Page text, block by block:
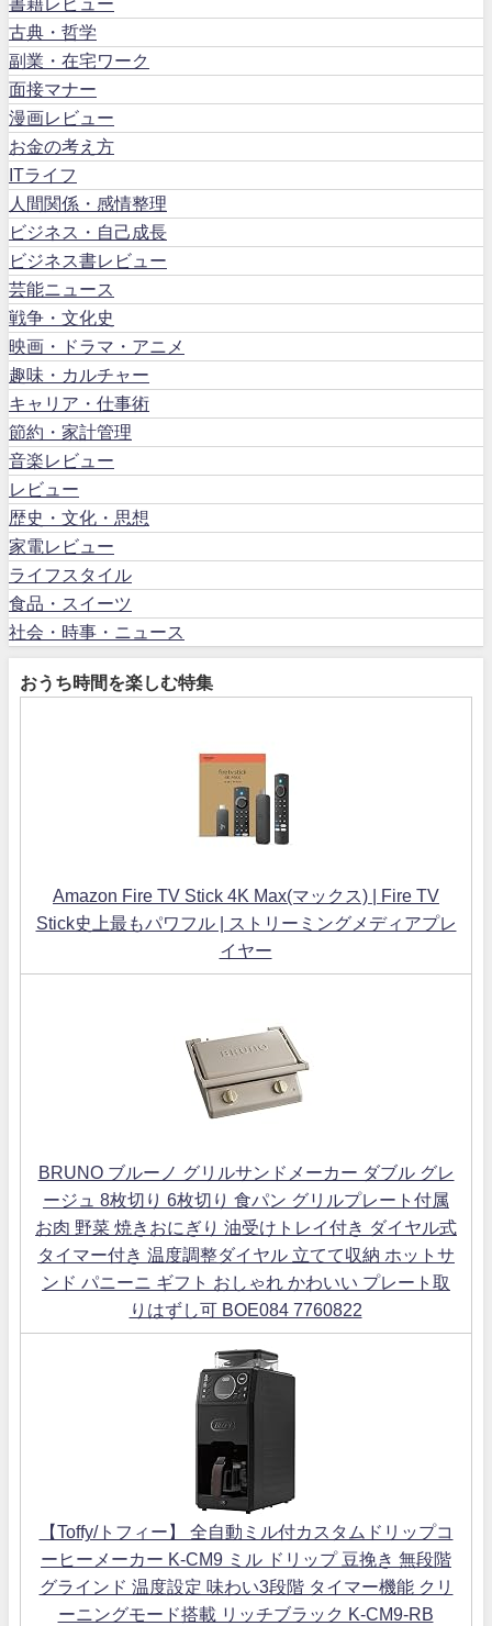
古典・哲学
副業・在宅ワーク
面接マナー
漫画レビュー
お金の考え方
ITライフ
人間関係・感情整理
ビジネス・自己成長
ビジネス書レビュー
芸能ニュース
戦争・文化史
映画・ドラマ・アニメ
趣味・カルチャー
キャリア・仕事術
節約・家計管理
音楽レビュー
レビュー
歴史・文化・思想
家電レビュー
ライフスタイル
食品・スイーツ
社会・時事・ニュース
おうち時間を楽しむ特集
Amazon Fire TV Stick 4K Max(マックス) | Fire TV
Stick史上最もパワフル | ストリーミングメディアプレ
イヤー
BRUNO ブルーノ グリルサンドメーカー ダブル グレ
ージュ 8枚切り 6枚切り 食パン グリルプレート付属
お肉 野菜 焼きおにぎり 油受けトレイ付き ダイヤル式
タイマー付き 温度調整ダイヤル 立てて収納 ホットサ
ンド パニーニ ギフト おしゃれ かわいい プレート取
りはずし可 BOE084 7760822
【Toffy/トフィー】 全自動ミル付カスタムドリップコ
ーヒーメーカー K-CM9 ミル ドリップ 豆挽き 無段階
グラインド 温度設定 味わい3段階 タイマー機能 クリ
ーニングモード搭載 リッチブラック K-CM9-RB